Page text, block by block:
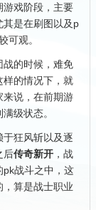
戏阶段，主要
其是在刷图以及p
可观。
的时候，难免
样的情况下，就
来说，在前期游
级状态。
狂风斩以及逐
后传奇新开 ，战
pk战斗之中，这
算是战士职业